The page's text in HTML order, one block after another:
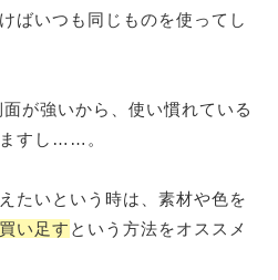
ばいつも同じものを使ってし
が強いから、使い慣れている
すし……。
たいという時は、素材や色を
い足す という方法をオススメ